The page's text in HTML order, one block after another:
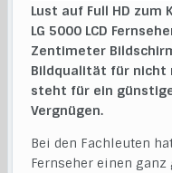
Lust auf Full HD zum
LG 5000 LCD
Zentimeter
Bildqualität für nicht
steht für ein
Vergnügen.
Bei den Fachleuten
Fernseher einen